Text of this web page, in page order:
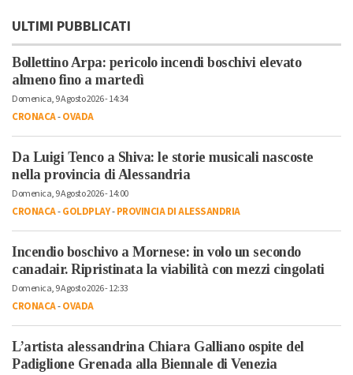
ULTIMI PUBBLICATI
Bollettino Arpa: pericolo incendi boschivi elevato
almeno fino a martedì
Domenica, 9 Agosto 2026 - 14:34
CRONACA-OVADA
Da Luigi Tenco a Shiva: le storie musicali nascoste
nella provincia di Alessandria
Domenica, 9 Agosto 2026 - 14:00
CRONACA-GOLDPLAY-PROVINCIA DI ALESSANDRIA
Incendio boschivo a Mornese: in volo un secondo
canadair. Ripristinata la viabilità con mezzi cingolati
Domenica, 9 Agosto 2026 - 12:33
CRONACA-OVADA
L’artista alessandrina Chiara Galliano ospite del
Padiglione Grenada alla Biennale di Venezia